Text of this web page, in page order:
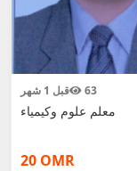
قبل 1 شهر 63
معلم علوم وكيمياء
20 OMR